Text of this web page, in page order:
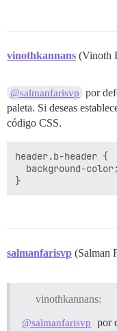
vinothkannans (Vinoth
@salmanfarisvp por
paleta. Si deseas
código CSS.
header.b-header {
background-
salmanfarisvp (Salman
vinothkannans:
@salmanfarisvp por